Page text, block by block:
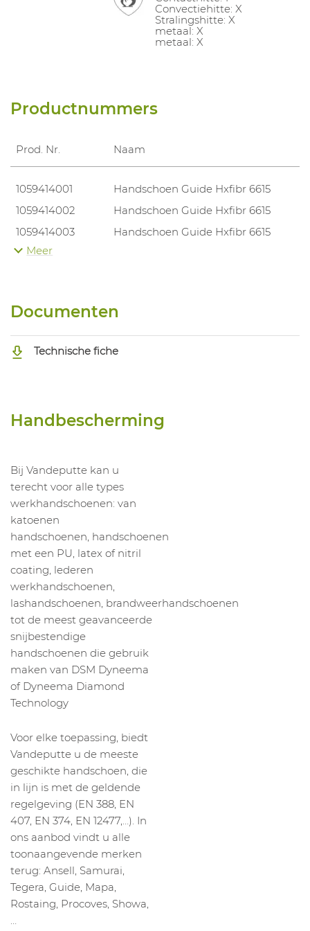
Convectiehitte: X
Stralingshitte: X
metaal: X
metaal: X
Productnummers
Prod. Nr. Naam
1059414001
Handschoen Guide Hxfibr 6615
1059414002
Handschoen Guide Hxfibr 6615
1059414003
Handschoen Guide Hxfibr 6615
1059414004
1059414007
Handschoen Guide Hxfibr 6615
Meer
Documenten
Technische fiche
Handbescherming
Bij Vandeputte kan u
terecht voor alle types
werkhandschoenen: van
katoenen
handschoenen, handschoenen
met een PU, latex of nitril
coating, lederen
werkhandschoenen,
lashandschoenen, brandweerhandschoenen
tot de meest geavanceerde
snijbestendige
handschoenen die gebruik
maken van DSM Dyneema
of Dyneema Diamond
Technology
Voor elke toepassing, biedt
Vandeputte u de meeste
geschikte handschoen, die
in lijn is met de geldende
regelgeving (EN 388, EN
407, EN 374, EN 12477,…). In
ons aanbod vindt u alle
toonaangevende merken
terug: Ansell, Samurai,
Tegera, Guide, Mapa,
Rostaing, Procoves, Showa,
…